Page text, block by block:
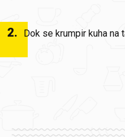
2. Dok se krumpir kuha